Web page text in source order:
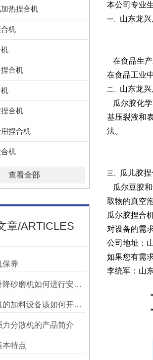
热捏合机
机
合机
合机
捏合机
机
查看全部
章/ARTICLES
保养
浅谈篮式升降砂磨机如何进行安装维护
高速分散机的加料设备该如何开启？
力分散机的产品简介
本特点
本公司专业
一、 山东龙兴
在食品生
在食品工业
二、 山东龙兴
瓜尔胶化
基压裂液和
法。
三、
瓜儿胶
瓜尔豆胶
取物的真空
瓜尔胶捏合
对设备的需
公司地址：
如果您有需
李统军：山